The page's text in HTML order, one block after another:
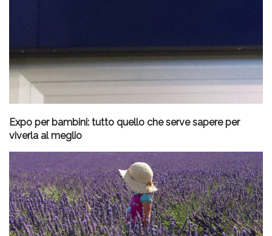
Expo per bambini: tutto quello che serve sapere per
viverla al meglio